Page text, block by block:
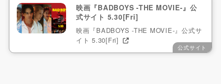
公式サイト
映画『BADBOYS -THE MOVIE-』公
式サイト 5.30[Fri]
映画『BADBOYS -THE MOVIE-』公式サ
イト 5.30[Fri]